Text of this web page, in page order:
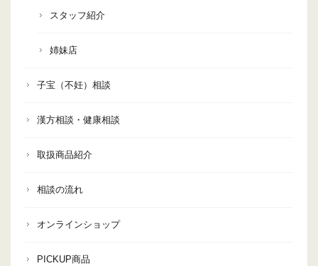
スタッフ紹介
姉妹店
子宝（不妊）相談
漢方相談・健康相談
取扱商品紹介
相談の流れ
オンラインショップ
PICKUP商品